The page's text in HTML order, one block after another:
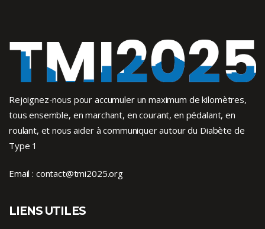
Rejoignez-nous pour accumuler un maximum de kilomètres,
tous ensemble, en marchant, en courant, en pédalant, en
roulant, et nous aider à communiquer autour du Diabète de
Type 1
Email : contact@tmi2025.org
LIENS UTILES